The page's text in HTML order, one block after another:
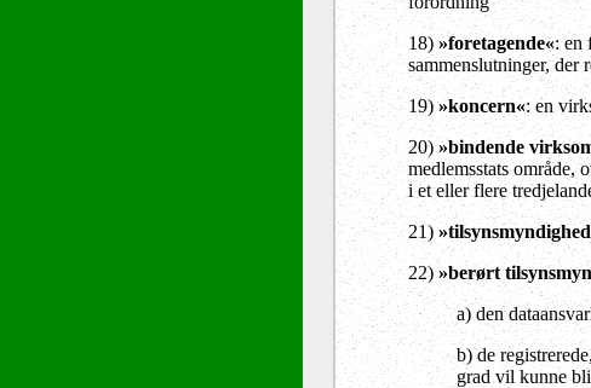
18)»foretagende«: en
sammenslutninger,
19)»koncern«: en
20) »bindende
medlemsstats område,
i et eller flere
21)
22)»berørt
a) den
b) de
grad vil kunne